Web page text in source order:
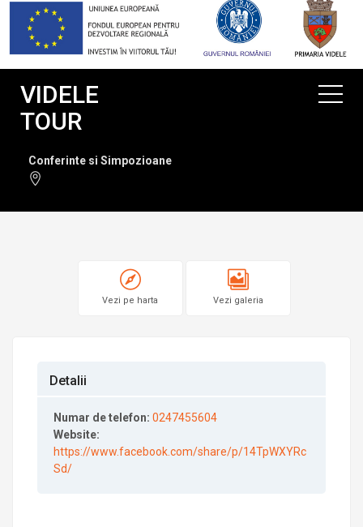
VIDELE
TOUR
Conferinte si Simpozioane
Vezi pe harta Vezi galeria
Detalii
Numar de telefon: 0247455604
Website:
https://www.facebook.com/share/p/14TpWXYRc
Sd/